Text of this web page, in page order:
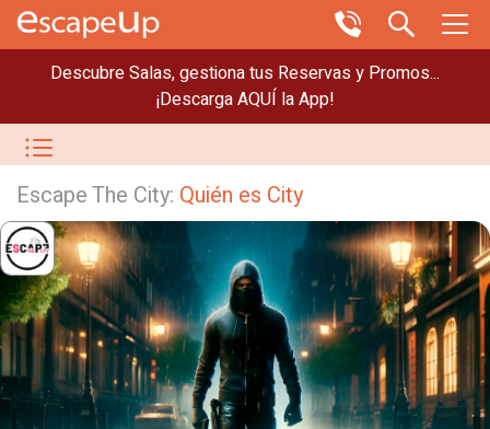
Descubre Salas, gestiona tus Reservas y Promos...
¡Descarga AQUÍ la App!
Escape The City: Quién es City